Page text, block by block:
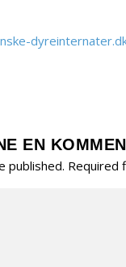
EN
published. Required